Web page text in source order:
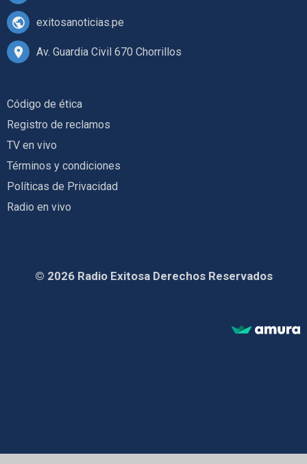
exitosanoticias.pe
Av. Guardia Civil 670 Chorrillos
Código de ética
Registro de reclamos
TV en vivo
Términos y condiciones
Políticas de Privacidad
Radio en vivo
© 2026 Radio Exitosa Derechos Reservados